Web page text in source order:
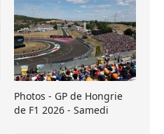
Photos - GP de Hongrie
de F1 2026 - Samedi